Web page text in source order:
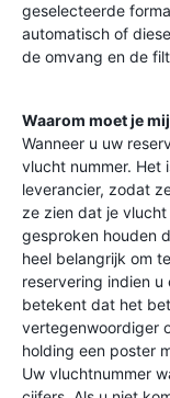
geselecteerde
automatisch of
de omvang en de
Waarom moet je
Wanneer u uw
vlucht nummer. Het
leverancier, zodat
ze zien dat je
gesproken houden
heel belangrijk om
reservering indien u
betekent dat het
vertegenwoordiger
holding een poster
Uw vluchtnummer